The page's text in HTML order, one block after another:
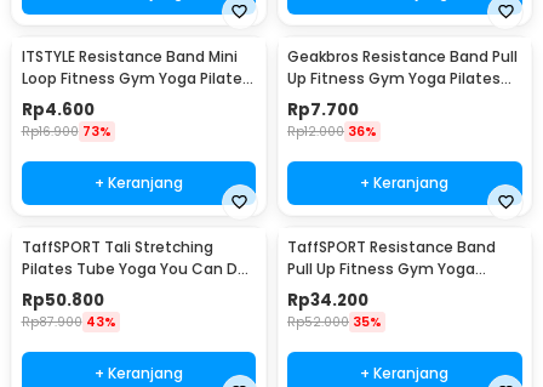
ITSTYLE Resistance Band Mini
Loop Fitness Gym Yoga Pilates
Latex - ITS05
Rp4.600
Rp16.900 73%
+ Keranjang
Geakbros Resistance Band Pull
Up Fitness Gym Yoga Pilates
Karet TPR - GK-YG34
Rp7.700
Rp12.000 36%
+ Keranjang
TaffSPORT Tali Stretching
Pilates Tube Yoga You Can Do
It 11 Set - R11
Rp50.800
Rp87.900 43%
+ Keranjang
TaffSPORT Resistance Band
Pull Up Fitness Gym Yoga
Pilates Latex Size L - Y66OR
Rp34.200
Rp52.000 35%
+ Keranjang